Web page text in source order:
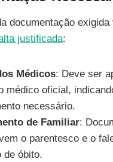
documentação
justificada:
Médicos: Deve ser
médico oficial,
necessário.
de Familiar:
o parentesco e o
de óbito.